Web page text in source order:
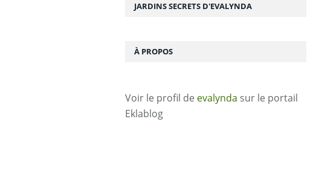
JARDINS SECRETS D'EVALYNDA
À PROPOS
Voir le profil de evalynda sur le portail
Eklablog